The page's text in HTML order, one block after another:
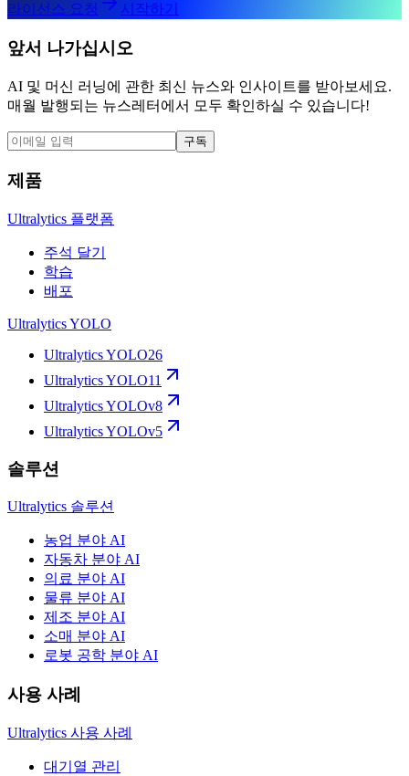
라이선스 요청 시작하기
앞서 나가십시오
AI 및 머신 러닝에 관한 최신 뉴스와 인사이트를 받아보세요.
매월 발행되는 뉴스레터에서 모두 확인하실 수 있습니다!
구독
제품
Ultralytics 플랫폼
주석 달기
학습
배포
Ultralytics YOLO
Ultralytics YOLO26
Ultralytics YOLO11
Ultralytics YOLOv8
Ultralytics YOLOv5
솔루션
Ultralytics 솔루션
농업 분야 AI
자동차 분야 AI
의료 분야 AI
물류 분야 AI
제조 분야 AI
소매 분야 AI
로봇 공학 분야 AI
사용 사례
Ultralytics 사용 사례
대기열 관리